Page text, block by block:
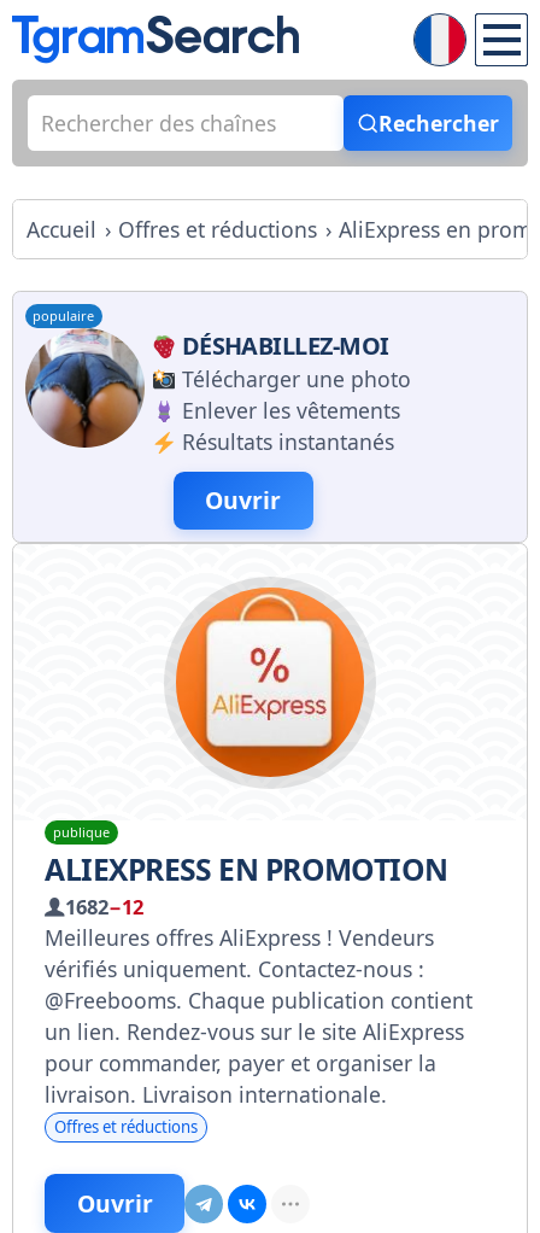
Rechercher
Accueil Offres et réductions AliExpress en
populaire
DÉSHABILLEZ-MOI
Télécharger une photo
Enlever les vêtements
Résultats instantanés
Ouvrir
publique
ALIEXPRESS EN PROMOTION
1682−12
Meilleures offres AliExpress ! Vendeurs
vérifiés uniquement. Contactez-nous :
@Freebooms. Chaque publication contient
un lien. Rendez-vous sur le site AliExpress
pour commander, payer et organiser la
livraison. Livraison internationale.
Offres et réductions
Ouvrir